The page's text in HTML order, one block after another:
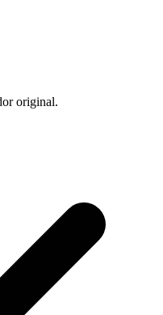
original.